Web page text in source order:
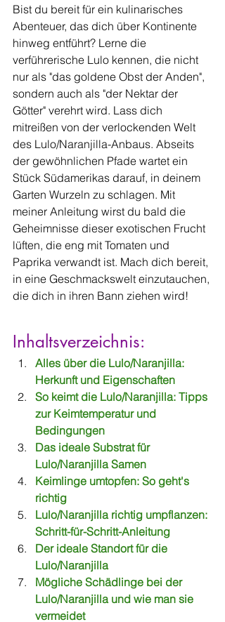
Bist du bereit für ein kulinarisches
Abenteuer, das dich über Kontinente
hinweg entführt? Lerne die
verführerische Lulo kennen, die nicht
nur als "das goldene Obst der Anden",
sondern auch als "der Nektar der
Götter" verehrt wird. Lass dich
mitreißen von der verlockenden Welt
des Lulo/Naranjilla-Anbaus. Abseits
der gewöhnlichen Pfade wartet ein
Stück Südamerikas darauf, in deinem
Garten Wurzeln zu schlagen. Mit
meiner Anleitung wirst du bald die
Geheimnisse dieser exotischen Frucht
lüften, die eng mit Tomaten und
Paprika verwandt ist. Mach dich bereit,
in eine Geschmackswelt einzutauchen,
die dich in ihren Bann ziehen wird!
Inhaltsverzeichnis:
Alles über die Lulo/Naranjilla:
Herkunft und Eigenschaften
So keimt die Lulo/Naranjilla: Tipps
zur Keimtemperatur und
Bedingungen
Das ideale Substrat für
Lulo/Naranjilla Samen
Keimlinge umtopfen: So geht's
richtig
Lulo/Naranjilla richtig umpflanzen:
Schritt-für-Schritt-Anleitung
Der ideale Standort für die
Lulo/Naranjilla
Mögliche Schädlinge bei der
Lulo/Naranjilla und wie man sie
vermeidet